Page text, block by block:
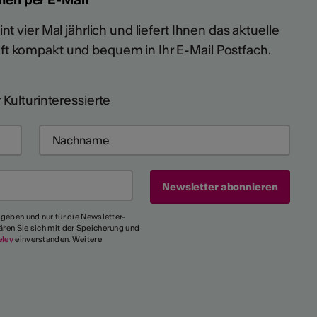
vier Mal jährlich und liefert Ihnen das aktuelle
kompakt und bequem in Ihr E-Mail Postfach.
Kulturinteressierte
und nur für die Newsletter-
Sie sich mit der Speicherung und
einverstanden. Weitere